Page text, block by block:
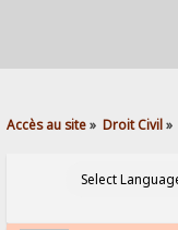
Accès au site» Droit Civil»